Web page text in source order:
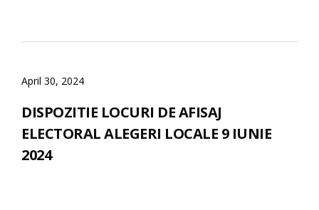
April 30, 2024
DISPOZITIE LOCURI DE AFISAJ
ELECTORAL ALEGERI LOCALE 9 IUNIE
2024